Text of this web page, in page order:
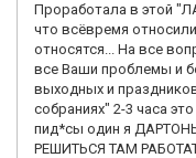
Проработала в этой
что всёвремя
относятся... На все
все Ваши проблемы и
выходных и
собраниях" 2-3 часа
пид*сы один я
РЕШИТЬСЯ ТАМ